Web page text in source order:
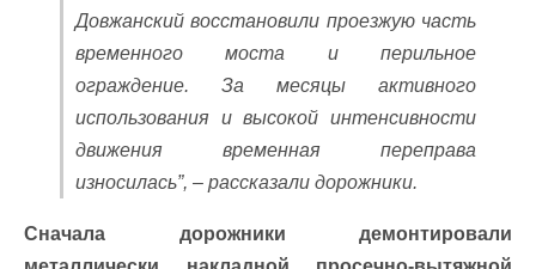
Довжанский восстановили проезжую часть
временного моста и перильное
ограждение. За месяцы активного
использования и высокой интенсивности
движения временная переправа
износилась”, – рассказали дорожники.
Сначала дорожники демонтировали